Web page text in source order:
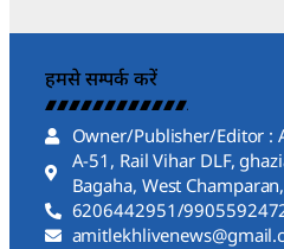
हमसे सम्पर्क करें
Owner/Publisher/Editor :
A-51, Rail Vihar DLF,
Bagaha, West
6206442951/